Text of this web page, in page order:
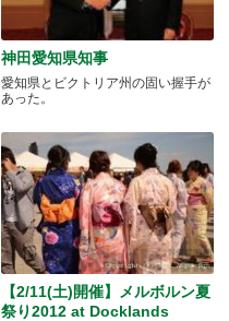
神田愛知県知事
愛知県とビクトリア州の固い握手が
あった。
【2/11(土)開催】メルボルン夏
祭り2012 at Docklands